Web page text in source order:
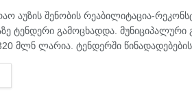
აუზის შენობის რეაბილიტაცია-
ტენდერი გამოცხადდა.
მლნ ლარია. ტენდერში წინადადებების